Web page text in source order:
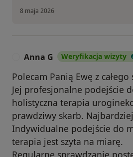
8 maja 2026
Anna G Weryfikacja wizyty
Polecam Panią Ewę z całego
Jej profesjonalne podejście
holistyczna terapia
prawdziwy skarb.
Indywidualne podejście do
terapia jest szyta na miarę.
Regularne sprawdzanie